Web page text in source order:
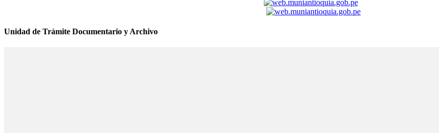
Unidad de Trámite Documentario y Archivo